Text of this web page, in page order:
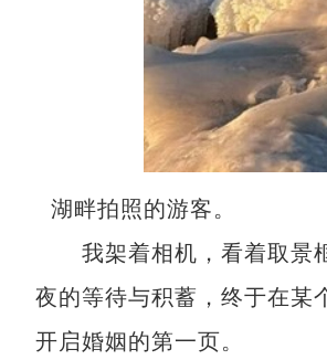
湖畔拍照的游客。
我架着相机，看着取景
夜的等待与积蓄，终于在某
开启婚姻的第一页。